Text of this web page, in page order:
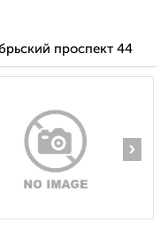
проспект 44
›